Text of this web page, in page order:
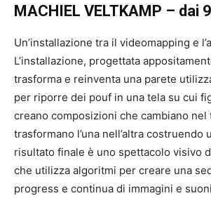
MACHIEL VELTKAMP – dai
Un’installazione tra il videomapping e
L’installazione, progettata
trasforma e reinventa una parete
per riporre dei pouf in una tela su cui
creano composizioni che cambiano nel
trasformano l’una nell’altra costruendo
risultato finale è uno spettacolo visivo
che utilizza algoritmi per creare una
progress e continua di immagini e